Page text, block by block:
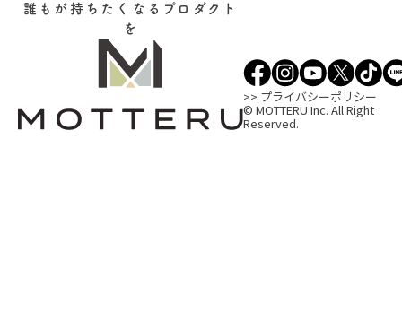
誰もが持ちたくなるプロダクト
を
>> プライバシーポリシー
© MOTTERU Inc. All Right
Reserved.